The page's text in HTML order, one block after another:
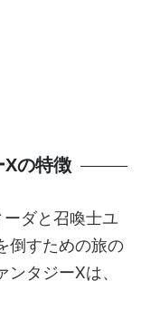
Xの特徴
ダと召喚士ユ
倒すための旅の
タジーXは、